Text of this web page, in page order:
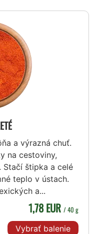
a výrazná chuť.
na cestoviny,
Stačí štipka a celé
teplo v ústach.
a...
1,78 EUR / 40 g
Vybrať balenie